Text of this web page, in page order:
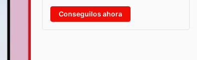
Conseguilos ahora